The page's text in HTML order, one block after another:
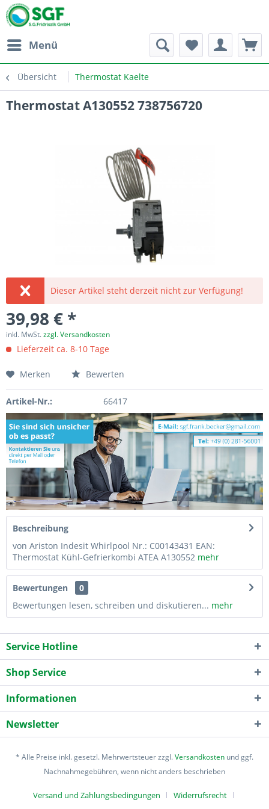
Menü
Übersicht Thermostat Kaelte
Thermostat A130552 738756720
Dieser Artikel steht derzeit nicht zur Verfügung!
39,98 € *
inkl. MwSt.zzgl. Versandkosten
Lieferzeit ca. 8-10 Tage
Merken Bewerten
Artikel-Nr.: 66417
Beschreibung
von Ariston Indesit Whirlpool Nr.: C00143431 EAN:
Thermostat Kühl-Gefrierkombi ATEA A130552 mehr
Bewertungen
0
Bewertungen lesen, schreiben und diskutieren... mehr
Service Hotline
Shop Service
Informationen
Newsletter
* Alle Preise inkl. gesetzl. Mehrwertsteuer zzgl.Versandkosten und ggf.
Nachnahmegebühren, wenn nicht anders beschrieben
Versand und Zahlungsbedingungen Widerrufsrecht